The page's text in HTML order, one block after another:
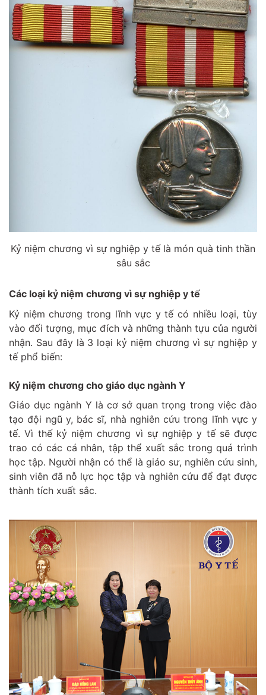
Kỷ niệm chương vì sự nghiệp y tế là món quà tinh thần
sâu sắc
Các loại kỷ niệm chương vì sự nghiệp y tế
Kỷ niệm chương trong lĩnh vực y tế có nhiều loại, tùy
vào đối tượng, mục đích và những thành tựu của người
nhận. Sau đây là 3 loại kỷ niệm chương vì sự nghiệp y
tế phổ biến:
Kỷ niệm chương cho giáo dục ngành Y
Giáo dục ngành Y là cơ sở quan trọng trong việc đào
tạo đội ngũ y, bác sĩ, nhà nghiên cứu trong lĩnh vực y
tế. Vì thế kỷ niệm chương vì sự nghiệp y tế sẽ được
trao có các cá nhân, tập thể xuất sắc trong quá trình
học tập. Người nhận có thể là giáo sư, nghiên cứu sinh,
sinh viên đã nỗ lực học tập và nghiên cứu để đạt được
thành tích xuất sắc.